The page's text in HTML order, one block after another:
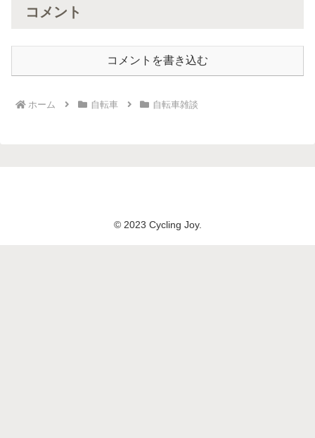
コメント
コメントを書き込む
ホーム 自転車 自転車雑談
© 2023 Cycling Joy.